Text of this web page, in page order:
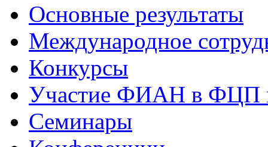
Основные результаты
Международное
Конкурсы
Участие ФИАН в ФЦП
Семинары